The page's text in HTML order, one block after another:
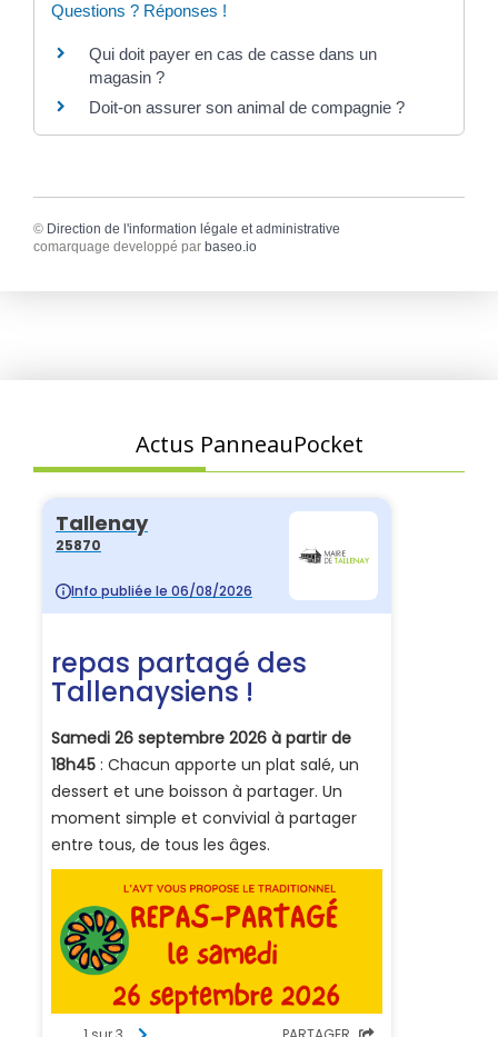
Questions ? Réponses !
Qui doit payer en cas de casse dans un
magasin ?
Doit-on assurer son animal de compagnie ?
© Direction de l'information légale et administrative
comarquage developpé par baseo.io
Actus PanneauPocket